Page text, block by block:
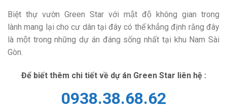
Biệt thự vườn Green Star với mật độ không gian trong
lành mang lại cho cư dân tại đây có thể khẳng định rằng đây
là một trong những dự án đáng sống nhất tại khu Nam Sài
Gòn.
Để biết thêm chi tiết về dự án Green Star liên hệ :
0938.38.68.62